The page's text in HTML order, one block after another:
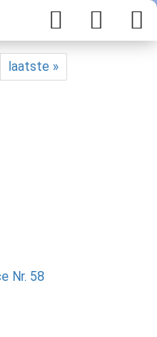
laatste »